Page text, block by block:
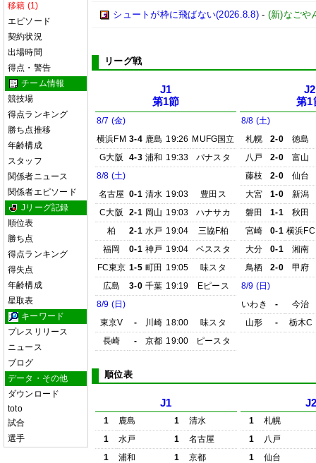
移籍 (1)
エピソード
契約状況
出場時間
得点・警告
チーム情報
競技場
得点ランキング
勝ち点推移
年齢構成
スタッフ
関係者ニュース
関係者エピソード
Jリーグ記録
順位表
勝ち点
得点ランキング
得失点
年齢構成
星取表
キーワード
プレスリリース
ニュース
ブログ
データ・その他
ダウンロード
toto
試合
選手
シュートが枠に飛ばない(2026.8.8)- (新)なごや
リーグ戦
J1
第1節
8/7 (金)
横浜FM 3-4 鹿島 19:26 MUFG国立
G大阪
4-3 浦和 19:33
パナスタ
8/8 (土)
名古屋 0-1 清水 19:03
豊田ス
C大阪
2-1 岡山 19:03
ハナサカ
柏
2-1 水戸 19:04
三協F柏
福岡
0-1 神戸 19:04
ベススタ
FC東京 1-5 町田 19:05
味スタ
広島
3-0 千葉 19:19
Eピース
8/9 (日)
東京V
- 川崎 18:00
味スタ
長崎
- 京都 19:00 ピースタ
J2
第1
8/8 (土)
札幌
2-0
徳島
八戸
2-0
富山
藤枝
2-0
仙台
大宮
1-0
新潟
磐田
1-1
秋田
宮崎
0-1 横浜FC
大分
0-1
湘南
鳥栖
2-0
甲府
8/9 (日)
いわき
-
今治
山形
- 栃木C
順位表
J1
1 鹿島 1
清水
1
水戸 1
名古屋
1
浦和 1
京都
1
札幌
1
八戸
1
仙台